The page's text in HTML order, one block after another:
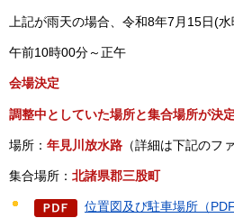
上記が雨天の場合、令和8年7月15日(
午前10時00分～正午
会場決定
調整中としていた場所と集合場所が決定
場所： 年見川放水路 （詳細は下記のフ
集合場所： 北諸県郡三股町
位置図及び駐車場所（